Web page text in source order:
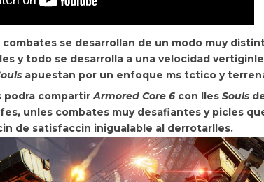
combates se desarrollan de un modo muy
y todo se desarrolla a una velocidad
apuestan por un enfoque ms tctico y
podra compartirArmored Core 6 con lles Souls
unles combates muy desafiantes y picles
de satisfaccin inigualable al derrotarlles.